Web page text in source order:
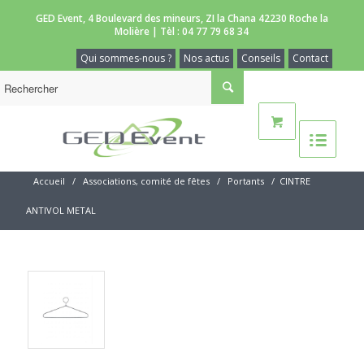
GED Event, 4 Boulevard des mineurs, ZI la Chana 42230 Roche la
Molière | Tèl :04 77 79 68 34
Contact
Conseils
Nos actus
Qui sommes-nous ?
Accueil / Associations, comité de fêtes / Portants / CINTRE
ANTIVOL METAL